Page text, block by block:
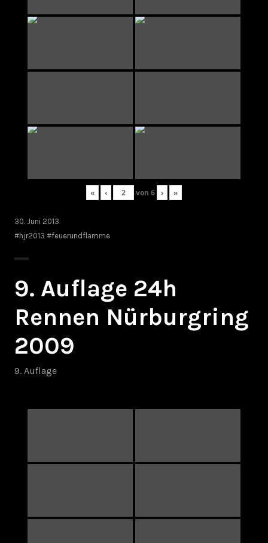
« ‹ von 6 › »
30. Juni 2013
#hjr2013 #feuerundflamme
9. Auflage 24h
Rennen Nürburgring
2009
9. Auflage